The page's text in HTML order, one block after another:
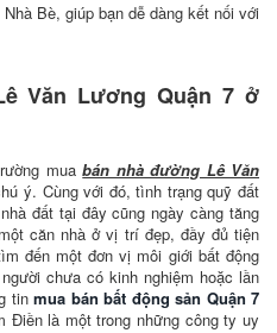
Bè, giúp bạn dễ dàng kết nối với
Văn Lương Quận 7 ở
muabán nhà đường Lê Văn
ý. Cùng với đó, tình trạng quỹ đất
đất tại đây cũng ngày càng tăng
căn nhà ở vị trí đẹp, đầy đủ tiện
đến một đơn vị môi giới bất động
chưa có kinh nghiệm hoặc lần
tin mua bán bất động sản Quận 7
Điền là một trong những công ty uy